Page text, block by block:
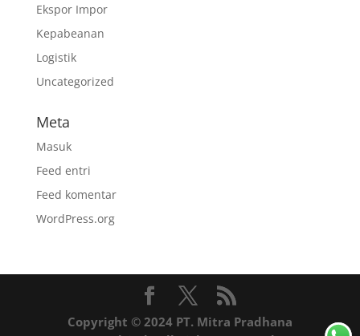
Ekspor Impor
Kepabeanan
Logistik
Uncategorized
Meta
Masuk
Feed entri
Feed komentar
WordPress.org
Copyright © 2024 PT. Mitra Pradhana